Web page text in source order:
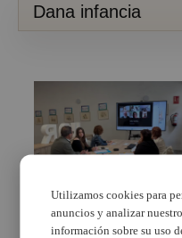
Dana infancia
Save the Children i la
UV realitzent un
Utilizamos cookies para
anuncios y analizar
información sobre su uso